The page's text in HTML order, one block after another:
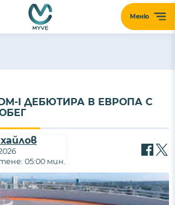
Меню
DM-I ДЕБЮТИРА В ЕВРОПА С
05:00 мин.